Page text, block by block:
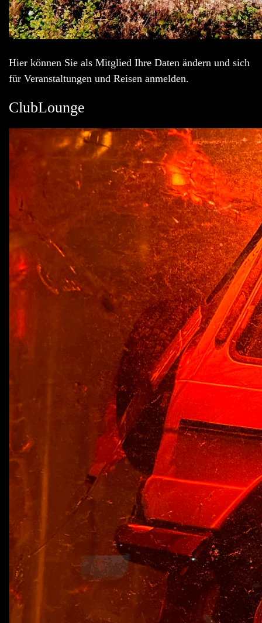
Hier können Sie als Mitglied Ihre Daten ändern und sich
für Veranstaltungen und Reisen anmelden.
ClubLounge